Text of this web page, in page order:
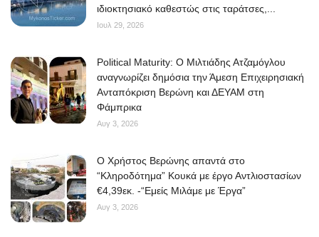
All News
About
Elections 2023
Ελληνικά English
ιδιοκτησιακό καθεστώς στις ταράτσες,...
Ιουλ 29, 2026
Political Maturity: Ο Μιλτιάδης Ατζαμόγλου
αναγνωρίζει δημόσια την Άμεση Επιχειρησιακή
Ανταπόκριση Βερώνη και ΔΕΥΑΜ στη
Φάμπρικα
Αυγ 3, 2026
O Χρήστος Βερώνης απαντά στο
“Κληροδότημα” Κουκά με έργο Αντλιοστασίων
€4,39εκ. -“Εμείς Μιλάμε με Έργα”
Αυγ 3, 2026